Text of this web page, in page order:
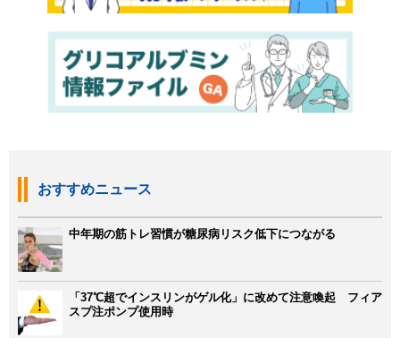
おすすめニュース
中年期の筋トレ習慣が糖尿病リスク低下につながる
「37℃超でインスリンがゲル化」に改めて注意喚起 フィア
スプ注ポンプ使用時